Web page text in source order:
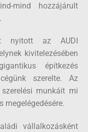
mind hozzájárult
nyitott az AUDI
kivitelezésében
építkezés
szerelte. Az
munkáit mi
megelégedésére.
vállalkozásként